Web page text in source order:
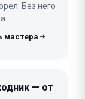
Без него
— от